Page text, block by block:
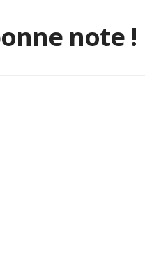
note !